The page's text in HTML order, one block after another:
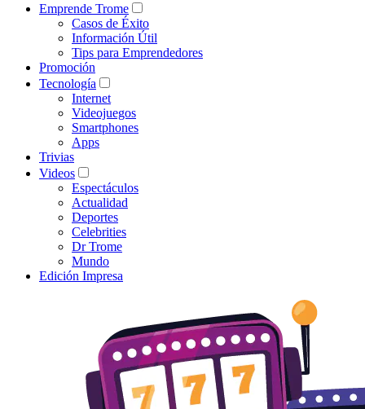
Emprende Trome
Casos de Éxito
Información Útil
Tips para Emprendedores
Promoción
Tecnología
Internet
Videojuegos
Smartphones
Apps
Trivias
Videos
Espectáculos
Actualidad
Deportes
Celebrities
Dr Trome
Mundo
Edición Impresa